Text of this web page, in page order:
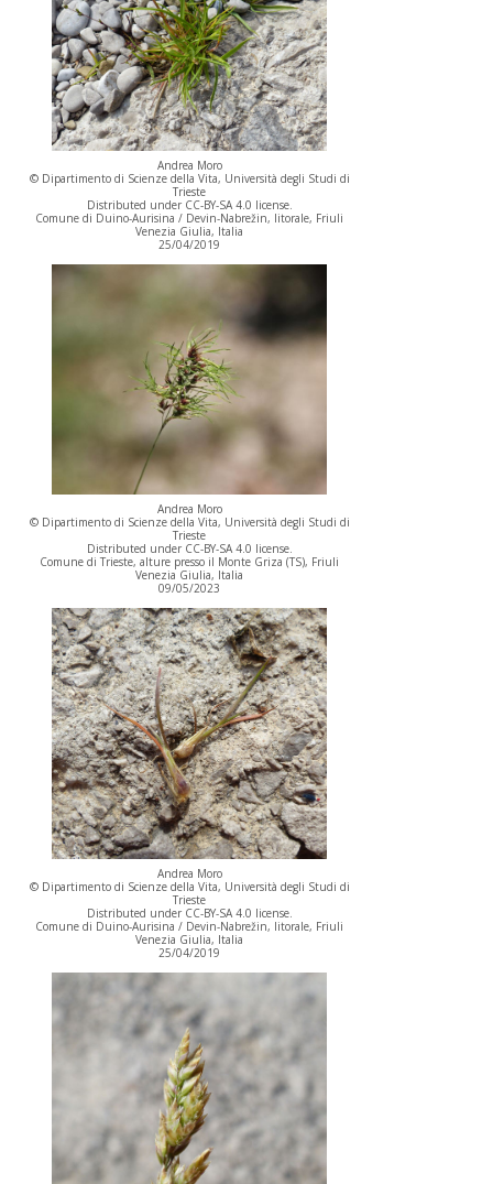
Andrea Moro
© Dipartimento di Scienze della Vita, Università degli Studi di
Trieste
Distributed under CC-BY-SA 4.0 license.
Comune di Duino-Aurisina / Devin-Nabrežin, litorale, Friuli
Venezia Giulia, Italia
25/04/2019
Andrea Moro
© Dipartimento di Scienze della Vita, Università degli Studi di
Trieste
Distributed under CC-BY-SA 4.0 license.
Comune di Trieste, alture presso il Monte Griza (TS), Friuli
Venezia Giulia, Italia
09/05/2023
Andrea Moro
© Dipartimento di Scienze della Vita, Università degli Studi di
Trieste
Distributed under CC-BY-SA 4.0 license.
Comune di Duino-Aurisina / Devin-Nabrežin, litorale, Friuli
Venezia Giulia, Italia
25/04/2019